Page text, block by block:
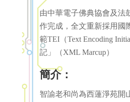
由中華電子佛典協會及法
作完成，全文重新採用國
範TEI（Text Encoding
記」（XML Marcup）
簡介：
智諭老和尚為西蓮淨苑開